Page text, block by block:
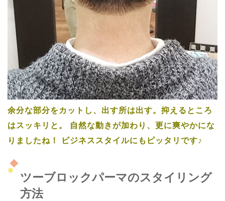
余分な部分をカットし、出す所は出す。抑えるところ
はスッキリと。
自然な動きが加わり、更に爽やかにな
りましたね！
ビジネススタイルにもピッタリです♪
ツーブロックパーマのスタイリング
方法